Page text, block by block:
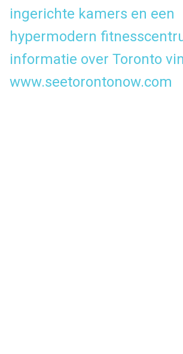
ingerichte kamers en een
hypermodern
informatie over Toronto
www.seetorontonow.com